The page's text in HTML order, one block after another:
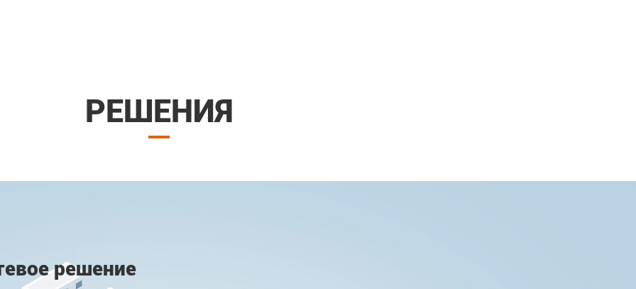
РЕШЕНИЯ
решение